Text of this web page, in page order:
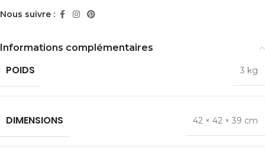
Nous suivre :
Informations complémentaires
POIDS 3 kg
DIMENSIONS 42 × 42 × 39 cm